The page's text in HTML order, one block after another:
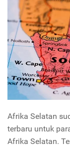
Afrika Selatan
terbaru untuk
Afrika Selatan.